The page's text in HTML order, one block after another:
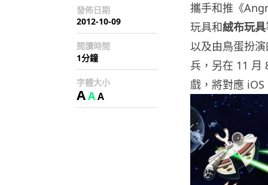
發佈日期
2012-10-09
閱讀時間
1分鐘
字體大小
AAA
攜手和推《
玩具和絨布玩具
以及由鳥蛋扮
兵，另在 11 月
戲，將對應